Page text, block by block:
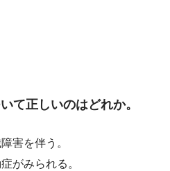
て正しいのはどれか。
害を伴う。
がみられる。